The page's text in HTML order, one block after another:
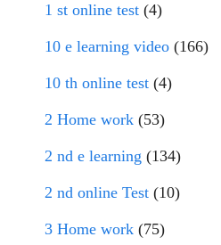
1 st online test (4)
10 e learning video (166)
10 th online test (4)
2 Home work (53)
2 nd e learning (134)
2 nd online Test (10)
3 Home work (75)